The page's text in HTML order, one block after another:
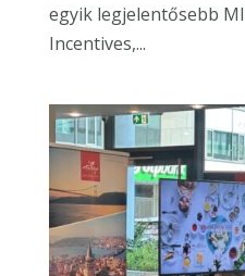
egyik legjelentősebb
Incentives,...